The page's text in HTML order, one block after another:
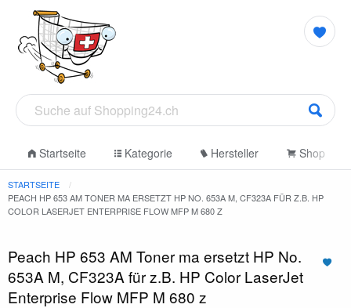
Startseite Kategorie Hersteller Shop
STARTSEITE
PEACH HP 653 AM TONER MA ERSETZT HP NO. 653A M, CF323A FÜR Z.B. HP
COLOR LASERJET ENTERPRISE FLOW MFP M 680 Z
Peach HP 653 AM Toner ma ersetzt HP No.
653A M, CF323A für z.B. HP Color LaserJet
Enterprise Flow MFP M 680 z